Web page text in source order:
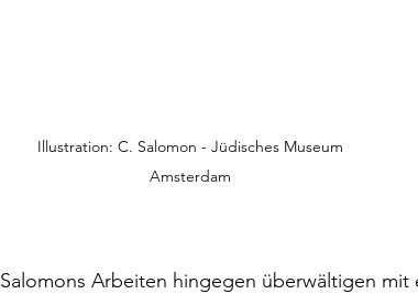
Illustration: C. Salomon - Jüdisches Museum
Amsterdam
Salomons Arbeiten hingegen überwältigen